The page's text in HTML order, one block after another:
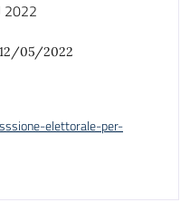
2022
12/05/2022
elettorale-per-